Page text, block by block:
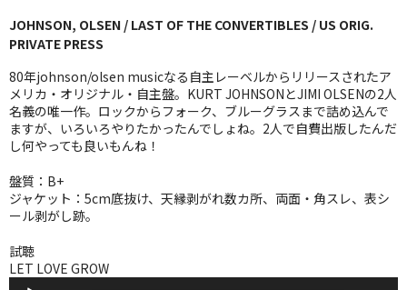
J-POP
ROCK
FOLK,SSW
WORLD
その他
7INC
レア盤（1万円以上）
JOHNSON, OLSEN / LAST OF THE CONVERTIBLES / US ORIG.
PRIVATE PRESS
80年johnson/olsen musicなる自主レーベルからリリースされたア
メリカ・オリジナル・自主盤。KURT JOHNSONとJIMI OLSENの2人
名義の唯一作。ロックからフォーク、ブルーグラスまで詰め込んで
ますが、いろいろやりたかったんでしょね。2人で自費出版したんだ
し何やっても良いもんね！
盤質：B+
ジャケット：5cm底抜け、天縁剥がれ数カ所、両面・角スレ、表シ
ール剥がし跡。
試聴
LET LOVE GROW